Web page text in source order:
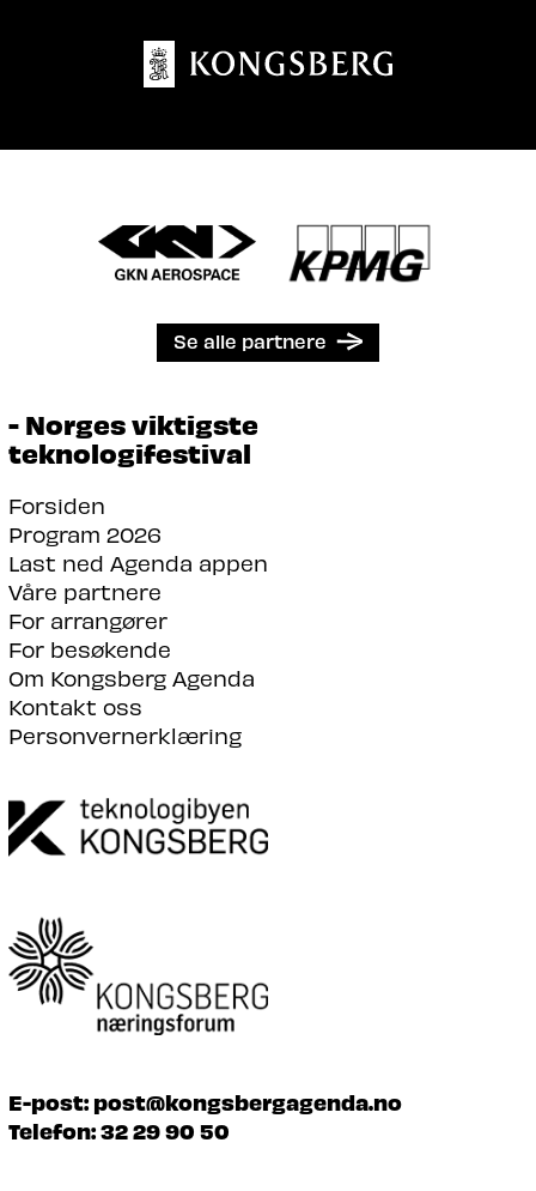
Se alle partnere
- Norges viktigste
teknologifestival
Forsiden
Program 2026
Last ned Agenda appen
Våre partnere
For arrangører
For besøkende
Om Kongsberg Agenda
Kontakt oss
Personvernerklæring
E-post: post@kongsbergagenda.no
Telefon:32 29 90 50